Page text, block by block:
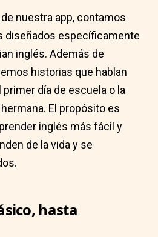
de nuestra app, contamos
diseñados específicamente
inglés. Además de
historias que hablan
día de escuela o la
hermana. El propósito es
inglés más fácil y
de la vida y se
hasta